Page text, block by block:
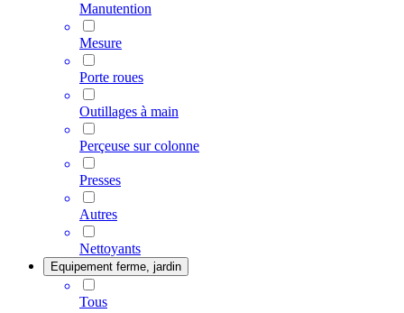
Manutention
Mesure
Porte roues
Outillages à main
Perçeuse sur colonne
Presses
Autres
Nettoyants
Equipement ferme, jardin
Tous